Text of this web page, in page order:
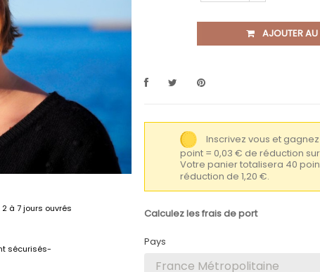
à 7 jours ouvrés
sécurisés-
AJOUTER AU
Inscrivez vous et
point = 0,03 € de réduction
Votre panier totalisera 40
réduction de 1,20 €.
Calculez les frais de port
Pays